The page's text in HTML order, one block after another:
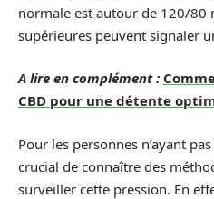
normale est autour de 120/80
supérieures peuvent signaler
A lire en complément :
CBD pour une détente
Pour les personnes n’ayant
crucial de connaître des
surveiller cette pression. En